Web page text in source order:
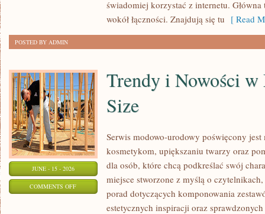
świadomiej korzystać z internetu.
wokół łączności. Znajdują się tu [ Read
POSTED BY ADMIN
JUNE - 15 - 2026
COMMENTS OFFON
Trendy i Nowości w
Size
Serwis modowo-urodowy poświęcony
kosmetykom, upiększaniu twarzy oraz
dla osób, które chcą podkreślać swój
miejsce stworzone z myślą o
porad dotyczących komponowania
estetycznych inspiracji oraz